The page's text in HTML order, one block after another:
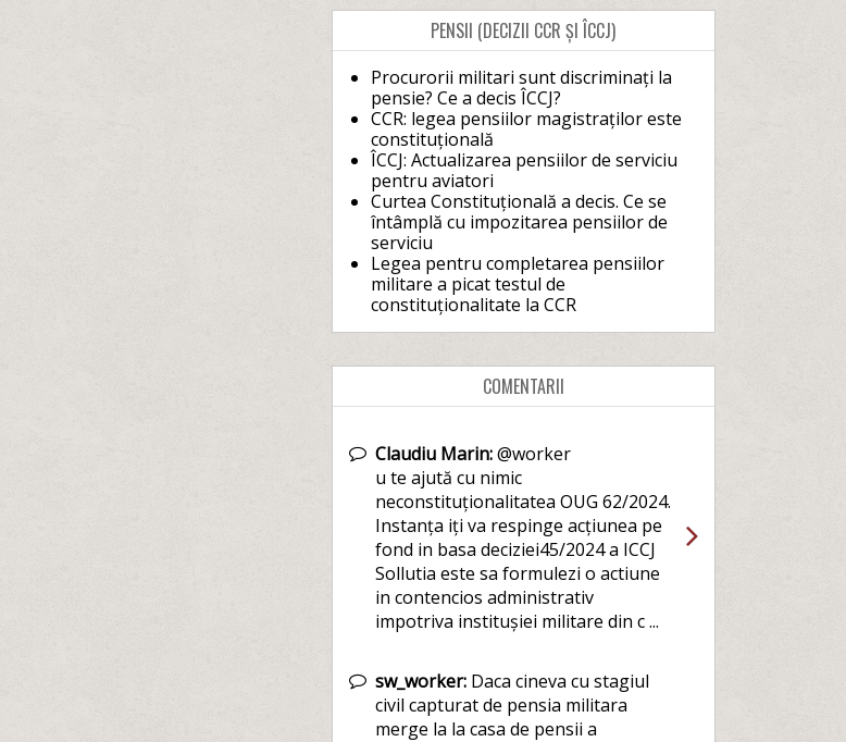
PENSII (DECIZII CCR ȘI ÎCCJ)
Procurorii militari sunt discriminați la
pensie? Ce a decis ÎCCJ?
CCR: legea pensiilor magistraților este
constituțională
ÎCCJ: Actualizarea pensiilor de serviciu
pentru aviatori
Curtea Constituțională a decis. Ce se
întâmplă cu impozitarea pensiilor de
serviciu
Legea pentru completarea pensiilor
militare a picat testul de
constituționalitate la CCR
COMENTARII
Claudiu Marin:@worker
u te ajută cu nimic
neconstituționalitatea OUG 62/2024.
Instanța iți va respinge acțiunea pe
fond in basa deciziei45/2024 a ICCJ
Sollutia este sa formulezi o actiune
in contencios administrativ
impotriva institușiei militare din c ...
sw_worker:Daca cineva cu stagiul
civil capturat de pensia militara
merge la la casa de pensii a